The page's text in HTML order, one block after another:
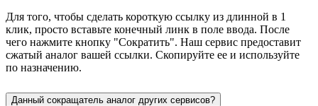
Для того, чтобы сделать короткую ссылку из длинной в 1
клик, просто вставьте конечный линк в поле ввода. После
чего нажмите кнопку "Сократить". Наш сервис предоставит
сжатый аналог вашей ссылки. Скопируйте ее и используйте
по назначению.
Данный сокращатель аналог других сервисов?